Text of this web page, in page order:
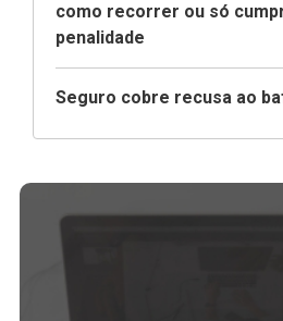
como recorrer ou só
penalidade
Seguro cobre recusa ao